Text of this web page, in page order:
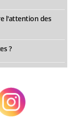
l'attention des
?